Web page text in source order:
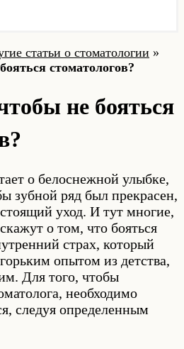
статьи о стоматологии »
стоматологов?
не бояться
о белоснежной улыбке,
зубной ряд был прекрасен,
уход. И тут многие,
о том, что бояться
страх, который
опытом из детства,
Для того, чтобы
необходимо
следуя определенным